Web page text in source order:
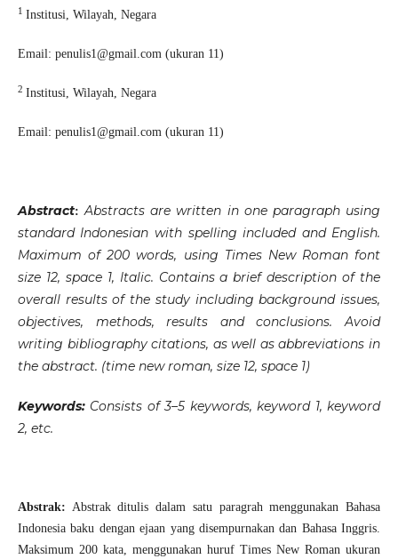
1 Institusi, Wilayah, Negara
Email: penulis1@gmail.com(ukuran 11)
2 Institusi, Wilayah, Negara
Email: penulis1@gmail.com(ukuran 11)
Abstract:Abstracts are written in one paragraph using
standard Indonesian with spelling included and English.
Maximum of 200 words, using Times New Roman font
size 12, space 1, Italic. Contains a brief description of the
overall results of the study including background issues,
objectives, methods, results and conclusions. Avoid
writing bibliography citations, as well as abbreviations in
the abstract. (time new roman, size 12, space 1)
Keywords:Consists of 3–5 keywords, keyword 1, keyword
2, etc.
Abstrak: Abstrak ditulis dalam satu paragrah menggunakan Bahasa
Indonesia baku dengan ejaan yang disempurnakan dan Bahasa Inggris.
Maksimum 200 kata, menggunakan huruf Times New Roman ukuran